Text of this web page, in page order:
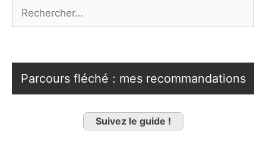
Parcours fléché : mes recommandations
Suivez le guide !